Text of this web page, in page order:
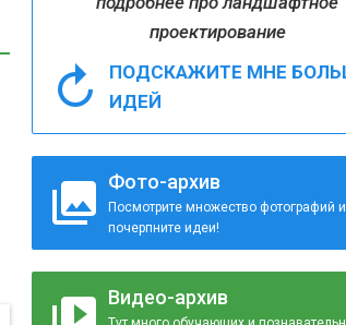
проектирование
ПОДСКАЖИТЕ МНЕ
ИДЕЙ
Фото-архив
Посмотрите множество фотографий и
почерпните идеи!
Видео-архив